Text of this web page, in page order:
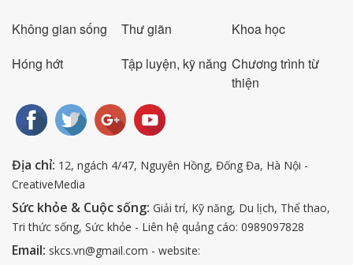
Không gian sống Thư giãn
Khoa học
Hóng hớt
Tập luyện, kỹ năng Chương trình từ
thiện
Địa chỉ: 12, ngách 4/47, Nguyên Hồng, Đống Đa, Hà Nội -
CreativeMedia
Sức khỏe & Cuộc sống: Giải trí, Kỹ năng, Du lịch, Thể thao,
Tri thức sống, Sức khỏe - Liên hệ quảng cáo: 0989097828
Email: skcs.vn@gmail.com - website: